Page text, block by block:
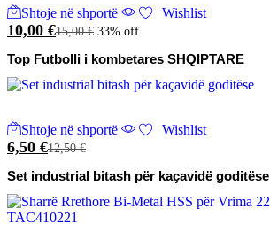
Shtoje në shportë Wishlist
10,00 €15,00€ 33% off
Top Futbolli i kombetares SHQIPTARE
Shtoje në shportë Wishlist
6,50 €12,50€
Set industrial bitash për kaçavidë goditëse